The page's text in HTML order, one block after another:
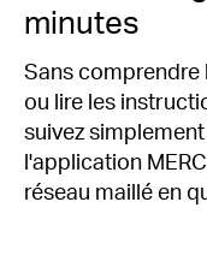
minutes
Sans comprendre
ou lire les
suivez
l'application
réseau maillé en